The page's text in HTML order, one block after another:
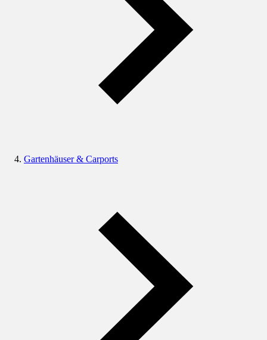
Gartenhäuser & Carports